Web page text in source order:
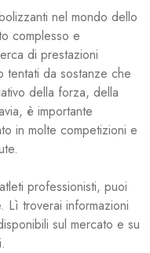
nel mondo dello
complesso e
di prestazioni
tentati da sostanze che
della forza, della
è importante
in molte competizioni e
professionisti, puoi
. Lì troverai informazioni
sul mercato e su